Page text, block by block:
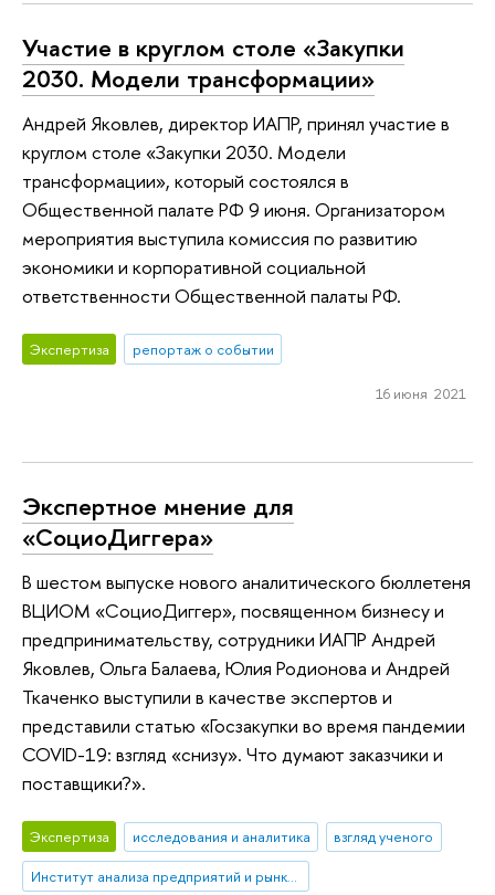
Участие в круглом столе «Закупки
2030. Модели трансформации»
Андрей Яковлев, директор ИАПР, принял участие в
круглом столе «Закупки 2030. Модели
трансформации», который состоялся в
Общественной палате РФ 9 июня. Организатором
мероприятия выступила комиссия по развитию
экономики и корпоративной социальной
ответственности Общественной палаты РФ.
Экспертиза репортаж о событии
16 июня 2021
Экспертное мнение для
«СоциоДиггера»
В шестом выпуске нового аналитического бюллетеня
ВЦИОМ «СоциоДиггер», посвященном бизнесу и
предпринимательству, сотрудники ИАПР Андрей
Яковлев, Ольга Балаева, Юлия Родионова и Андрей
Ткаченко выступили в качестве экспертов и
представили статью «Госзакупки во время пандемии
COVID-19: взгляд «снизу». Что думают заказчики и
поставщики?».
Экспертиза исследования и аналитика
взгляд ученого
Институт анализа предприятий и рынков